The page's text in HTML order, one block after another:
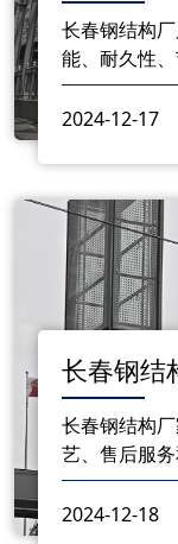
长春钢结构
能、耐久性
面均展现出
的企业而言
2024-12-17
长春钢结
长春钢结构
艺、售后服
定的优势。
量的钢结构
2024-12-18